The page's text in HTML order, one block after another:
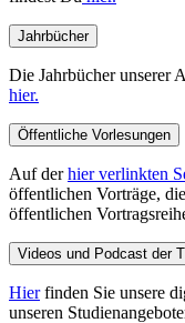
Jahrbücher
Die Jahrbücher unserer
hier.
Öffentliche Vorlesungen
Auf derhier verlinkten
öffentlichen Vorträge,
öffentlichen
Videos und Podcast der
Hierfinden Sie unsere
unseren